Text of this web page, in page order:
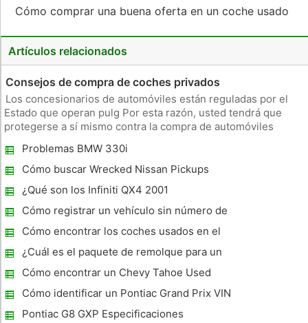
Cómo comprar una buena oferta en un coche usado
Artículos relacionados
Consejos de compra de coches privados
Los concesionarios de automóviles están reguladas por el
Estado que operan pulg Por esta razón, usted tendrá que
protegerse a sí mismo contra la compra de automóviles
vendidos requieren una inspección de estado si se vende a
un concesionario, que
Problemas BMW 330i
Cómo buscar Wrecked Nissan Pickups
¿Qué son los Infiniti QX4 2001
Especificaciones?
Cómo registrar un vehículo sin número de
VIN
Cómo encontrar los coches usados ​​en el
Estado de Maine
¿Cuál es el paquete de remolque para un
Chevy Traverse 2010?
Cómo encontrar un Chevy Tahoe Used
Cómo identificar un Pontiac Grand Prix VIN
J Modelo
Pontiac G8 GXP Especificaciones